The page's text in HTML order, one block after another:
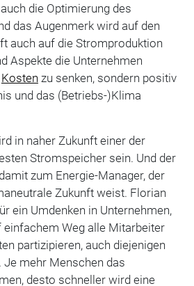
die Optimierung des
das Augenmerk wird auf den
auch auf die Stromproduktion
Aspekte die Unternehmen
Kosten zu senken, sondern positiv
und das (Betriebs-)Klima
in naher Zukunft einer der
Stromspeicher sein. Und der
zum Energie-Manager, der
Zukunft weist. Florian
ein Umdenken in Unternehmen,
einfachem Weg alle Mitarbeiter
partizipieren, auch diejenigen
mehr Menschen das
desto schneller wird eine